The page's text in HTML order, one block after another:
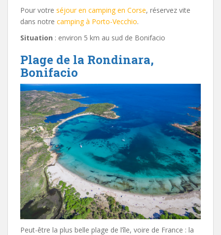
Pour votre séjour en camping en Corse, réservez vite
dans notre camping à Porto-Vecchio.
Situation : environ 5 km au sud de Bonifacio
Plage de la Rondinara,
Bonifacio
Peut-être la plus belle plage de l’île, voire de France : la